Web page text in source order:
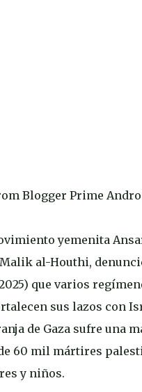
yemenita
Malik al-Houthi,
que varios
sus lazos con
de Gaza sufre una
60 mil mártires
y niños.